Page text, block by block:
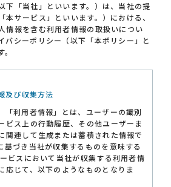
下「当社」といいます。）は、当社の提
本サービス」といいます。）における、
情報を含む利用者情報の取扱いについ
バシーポリシー（以下「本ポリシー」と
及び収集方法
「利用者情報」とは、ユーザーの識別
ビス上の行動履歴、その他ユーザーま
関連して生成または蓄積された情報で
基づき当社が収集するものを意味する
ビスにおいて当社が収集する利用者情
応じて、以下のようなものとなりま